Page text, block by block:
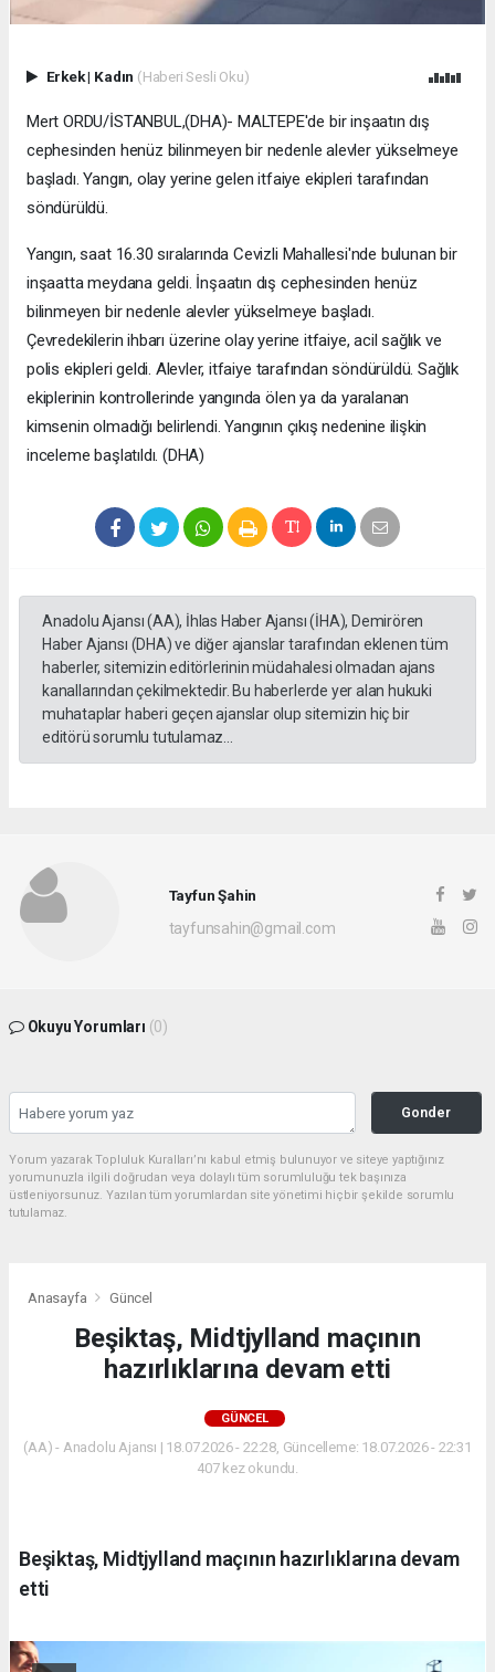
Erkek| Kadın (Haberi Sesli Oku)
Mert ORDU/İSTANBUL,(DHA)- MALTEPE'de bir inşaatın dış
cephesinden henüz bilinmeyen bir nedenle alevler yükselmeye
başladı. Yangın, olay yerine gelen itfaiye ekipleri tarafından
söndürüldü.
Yangın, saat 16.30 sıralarında Cevizli Mahallesi'nde bulunan bir
inşaatta meydana geldi. İnşaatın dış cephesinden henüz
bilinmeyen bir nedenle alevler yükselmeye başladı.
Çevredekilerin ihbarı üzerine olay yerine itfaiye, acil sağlık ve
polis ekipleri geldi. Alevler, itfaiye tarafından söndürüldü. Sağlık
ekiplerinin kontrollerinde yangında ölen ya da yaralanan
kimsenin olmadığı belirlendi. Yangının çıkış nedenine ilişkin
inceleme başlatıldı. (DHA)
Anadolu Ajansı (AA), İhlas Haber Ajansı (İHA), Demirören
Haber Ajansı (DHA) ve diğer ajanslar tarafından eklenen tüm
haberler, sitemizin editörlerinin müdahalesi olmadan ajans
kanallarından çekilmektedir. Bu haberlerde yer alan hukuki
muhataplar haberi geçen ajanslar olup sitemizin hiç bir
editörü sorumlu tutulamaz...
Tayfun Şahin
tayfunsahin@gmail.com
Okuyu Yorumları (0)
Gonder
Yorum yazarak Topluluk Kuralları’nı kabul etmiş bulunuyor ve siteye yaptığınız
yorumunuzla ilgili doğrudan veya dolaylı tüm sorumluluğu tek başınıza
üstleniyorsunuz. Yazılan tüm yorumlardan site yönetimi hiçbir şekilde sorumlu
tutulamaz.
Anasayfa Güncel
Beşiktaş, Midtjylland maçının
hazırlıklarına devam etti
GÜNCEL
(AA) - Anadolu Ajansı | 18.07.2026 - 22:28, Güncelleme: 18.07.2026 - 22:31
407 kez okundu.
Beşiktaş, Midtjylland maçının hazırlıklarına devam
etti